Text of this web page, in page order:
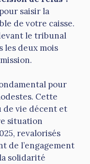
saisir la
de votre caisse.
le tribunal
les deux mois
pour
Cette
de vie décent et
situation
revalorisés
de l’engagement
solidarité